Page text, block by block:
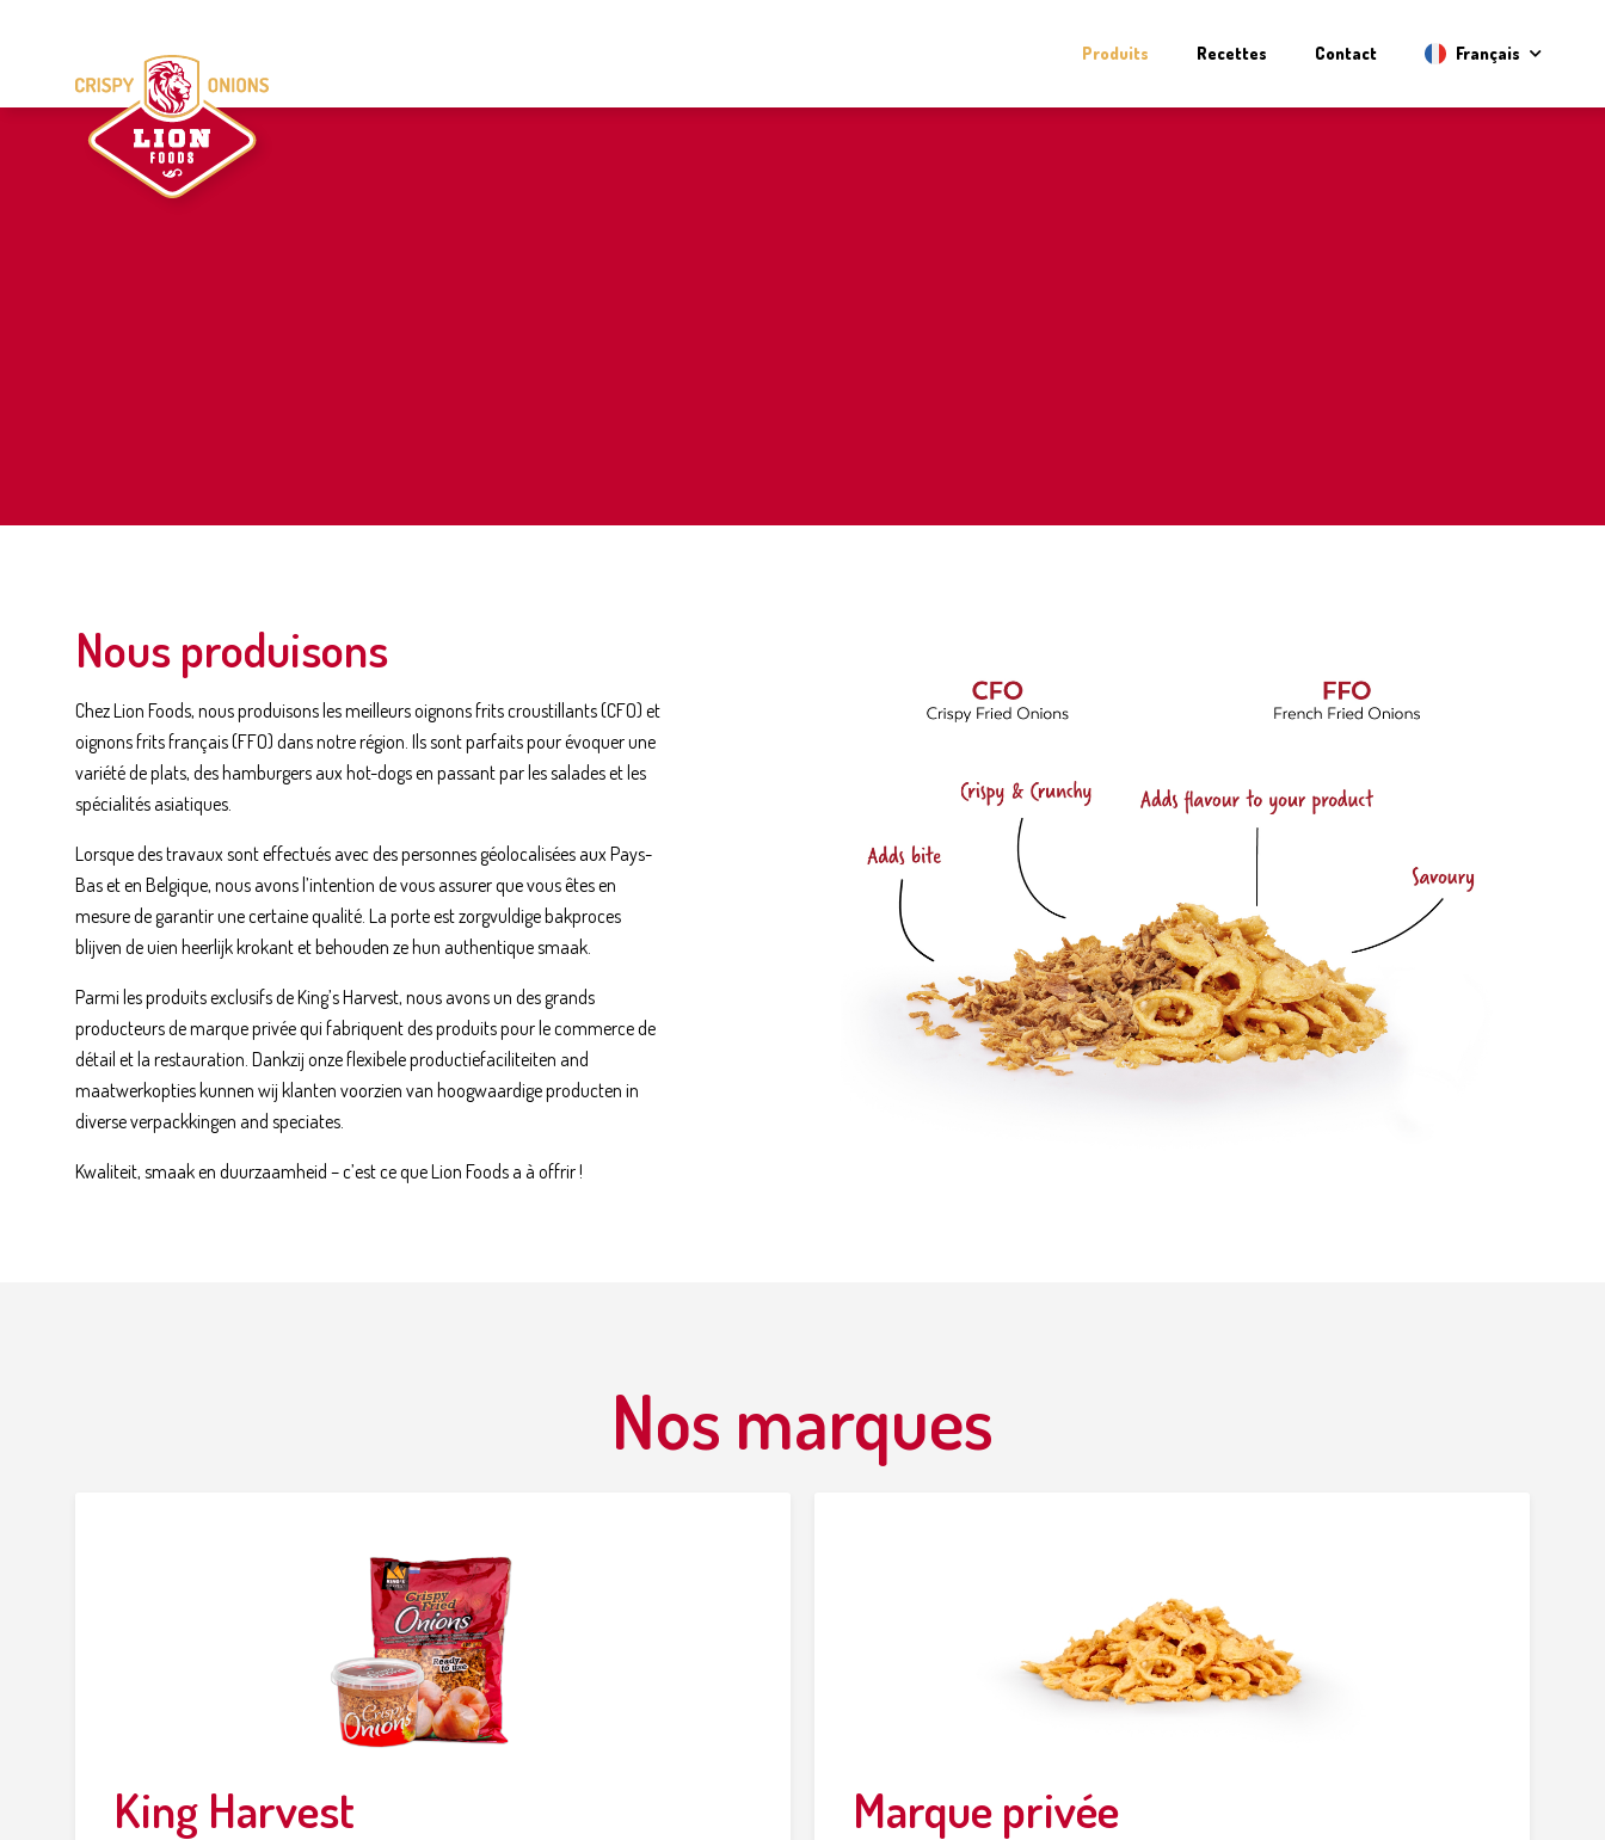
Produits Recettes Contact Français
Nous produisons
Chez Lion Foods, nous produisons les meilleurs oignons frits croustillants (CFO) et
oignons frits français (FFO) dans notre région. Ils sont parfaits pour évoquer une
variété de plats, des hamburgers aux hot-dogs en passant par les salades et les
spécialités asiatiques.
Lorsque des travaux sont effectués avec des personnes géolocalisées aux Pays-
Bas et en Belgique, nous avons l’intention de vous assurer que vous êtes en
mesure de garantir une certaine qualité. La porte est zorgvuldige bakproces
blijven de uien heerlijk krokant et behouden ze hun authentique smaak.
Parmi les produits exclusifs de King’s Harvest, nous avons un des grands
producteurs de marque privée qui fabriquent des produits pour le commerce de
détail et la restauration. Dankzij onze flexibele productiefaciliteiten and
maatwerkopties kunnen wij klanten voorzien van hoogwaardige producten in
diverse verpackkingen and speciates.
Kwaliteit, smaak en duurzaamheid – c’est ce que Lion Foods a à offrir !
Nos marques
King Harvest Marque privée